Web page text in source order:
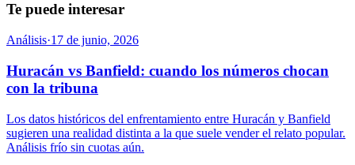
Te puede interesar
Análisis·17 de junio, 2026
Huracán vs Banfield: cuando los números chocan
con la tribuna
Los datos históricos del enfrentamiento entre Huracán y Banfield
sugieren una realidad distinta a la que suele vender el relato popular.
Análisis frío sin cuotas aún.